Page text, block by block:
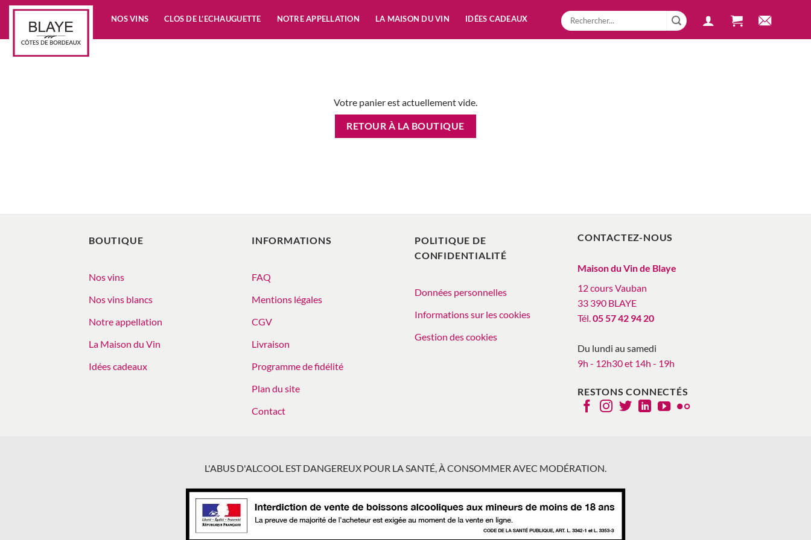
Passer
contenu
NOS VINS CLOS DE L’ECHAUGUETTE NOTRE APPELLATION LA MAISON DU VIN IDÉES CADEAUX
Votre panier est actuellement vide.
RETOUR À LA BOUTIQUE
BOUTIQUE
Nos vins
Nos vins blancs
Notre appellation
La Maison du Vin
Idées cadeaux
INFORMATIONS
FAQ
Mentions légales
CGV
Livraison
Programme de fidélité
Plan du site
Contact
POLITIQUE DE
CONFIDENTIALITÉ
Données personnelles
Informations sur les cookies
Gestion des cookies
CONTACTEZ-NOUS
Maison du Vin de Blaye
12 cours Vauban
33 390 BLAYE
Tél.05 57 42 94 20
Du lundi au samedi
9h - 12h30 et 14h - 19h
RESTONS CONNECTÉS
L'ABUS D'ALCOOL EST DANGEREUX POUR LA SANTÉ, À CONSOMMER AVEC MODÉRATION.